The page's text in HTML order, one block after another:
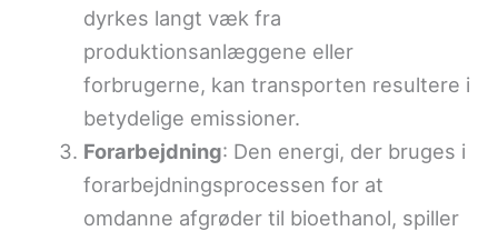
dyrkes langt væk fra
produktionsanlæggene eller
forbrugerne, kan transporten resultere i
betydelige emissioner.
Forarbejdning: Den energi, der bruges i
forarbejdningsprocessen for at
omdanne afgrøder til bioethanol, spiller